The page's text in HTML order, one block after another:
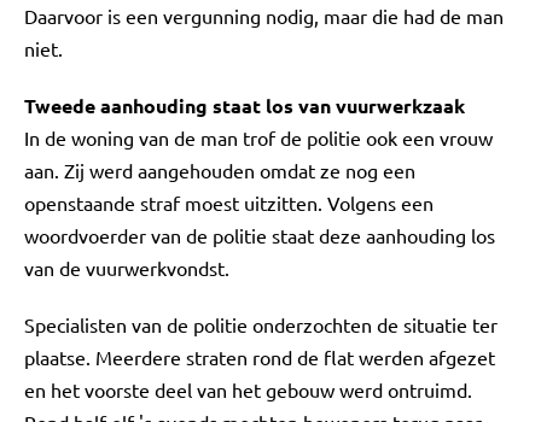
Daarvoor is een vergunning nodig, maar die had de man
niet.
Tweede aanhouding staat los van vuurwerkzaak
In de woning van de man trof de politie ook een vrouw
aan. Zij werd aangehouden omdat ze nog een
openstaande straf moest uitzitten. Volgens een
woordvoerder van de politie staat deze aanhouding los
van de vuurwerkvondst.
Specialisten van de politie onderzochten de situatie ter
plaatse. Meerdere straten rond de flat werden afgezet
en het voorste deel van het gebouw werd ontruimd.